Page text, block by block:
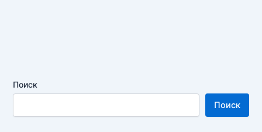
Поиск
Поиск